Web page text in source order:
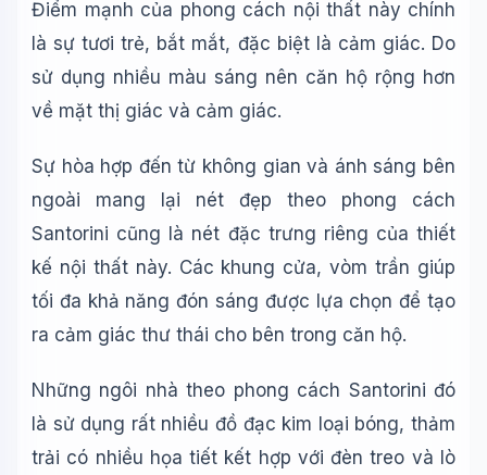
Điểm mạnh của phong cách nội thất này chính
là sự tươi trẻ, bắt mắt, đặc biệt là cảm giác. Do
sử dụng nhiều màu sáng nên căn hộ rộng hơn
về mặt thị giác và cảm giác.
Sự hòa hợp đến từ không gian và ánh sáng bên
ngoài mang lại nét đẹp theo phong cách
Santorini cũng là nét đặc trưng riêng của thiết
kế nội thất này. Các khung cửa, vòm trần giúp
tối đa khả năng đón sáng được lựa chọn để tạo
ra cảm giác thư thái cho bên trong căn hộ.
Những ngôi nhà theo phong cách Santorini đó
là sử dụng rất nhiều đồ đạc kim loại bóng, thảm
trải có nhiều họa tiết kết hợp với đèn treo và lò